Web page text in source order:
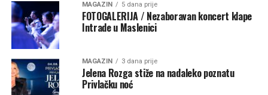
MAGAZIN 5 dana prije
FOTOGALERIJA / Nezaboravan koncert klape
Intrade u Maslenici
MAGAZIN 3 dana prije
Jelena Rozga stiže na nadaleko poznatu
Privlačku noć